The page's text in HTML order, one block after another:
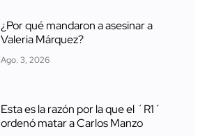
¿Por qué mandaron a asesinar a
Valeria Márquez?
Ago. 3, 2026
Esta es la razón por la que el ´R1´
ordenó matar a Carlos Manzo